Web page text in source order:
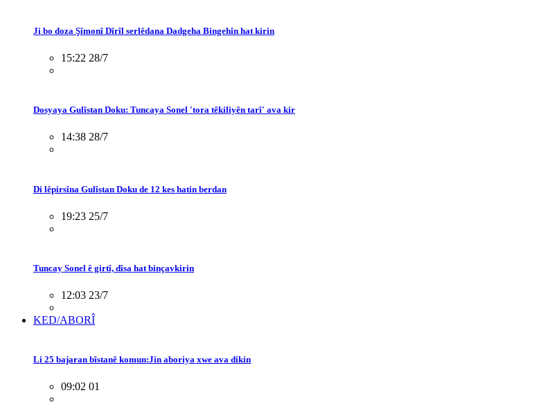
Ji bo doza Şîmonî Dîrîl serlêdana Dadgeha Bingehîn hat kirin
15:22 28/7
Dosyaya Gulîstan Doku: Tuncaya Sonel 'tora têkiliyên tarî' ava kir
14:38 28/7
Di lêpirsîna Gulîstan Doku de 12 kes hatin berdan
19:23 25/7
Tuncay Sonel ê girtî, dîsa hat binçavkirin
12:03 23/7
KED/ABORÎ
Li 25 bajaran bîstanê komun:Jin aboriya xwe ava dikin
09:02 01